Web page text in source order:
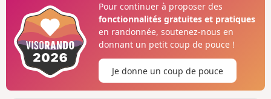
Sonthonnax-la-Montagne.Pour continuer à proposer des
fonctionnalités gratuites et pratiques
en randonnée, soutenez-nous en
donnant un petit coup de pouce !
Je donne un coup de pouce